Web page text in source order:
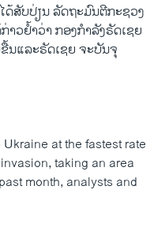
ດ້ສັບປ່ຽນ ລັດຖະມົນຕີກະຊວງ
ວຢໍ້າວ່າ ກອງກຳລັງຣັດເຊຍ
ນແລະຣັດເຊຍ ຈະບັນຈຸ
at the fastest rate
taking an area
month, analysts and